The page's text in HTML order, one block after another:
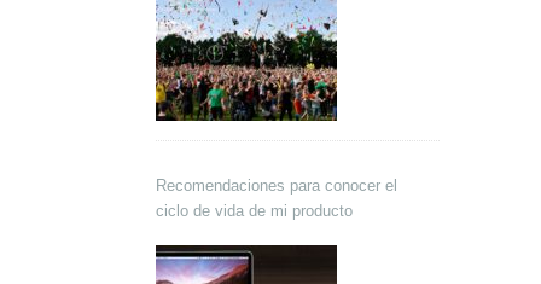
Recomendaciones para conocer el
ciclo de vida de mi producto